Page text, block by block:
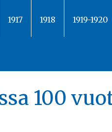
1917 1918 1919-1920
100